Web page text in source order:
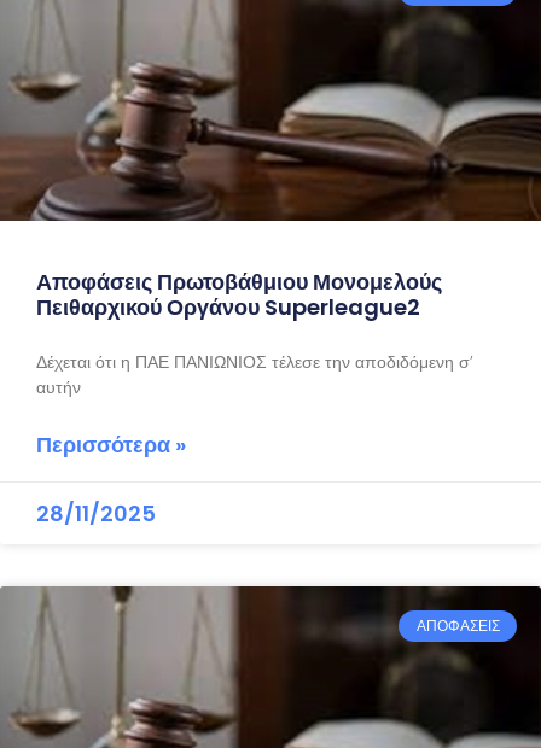
Αποφάσεις Πρωτοβάθμιου Μονομελούς
Πειθαρχικού Οργάνου Superleague2
Δέχεται ότι η ΠΑΕ ΠΑΝΙΩΝΙΟΣ τέλεσε την αποδιδόμενη σ’
αυτήν
Περισσότερα »
28/11/2025
ΑΠΟΦΑΣΕΙΣ